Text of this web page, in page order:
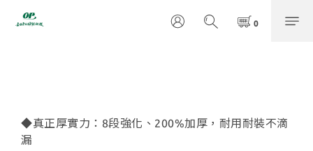
◆真正厚實力：8段強化、200%加厚，耐用耐裝不滴
漏